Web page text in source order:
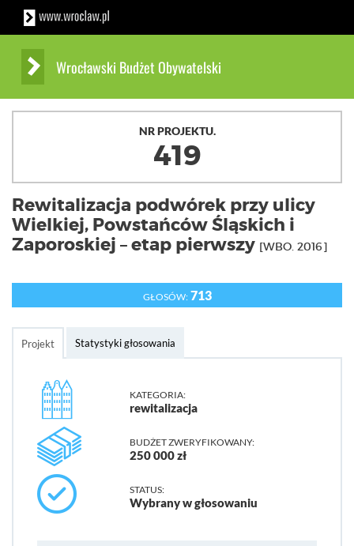
Wrocławski Budżet Obywatelski
NR PROJEKTU.
419
Rewitalizacja podwórek przy ulicy
Wielkiej, Powstańców Śląskich i
Zaporoskiej – etap pierwszy [WBO. 2016]
GŁOSÓW:713
Projekt Statystyki głosowania
KATEGORIA:
rewitalizacja
BUDŻET ZWERYFIKOWANY:
250 000 zł
STATUS:
Wybrany w głosowaniu